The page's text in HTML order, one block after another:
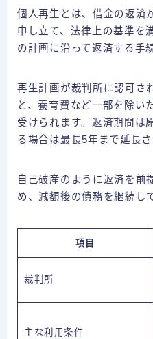
個人再生とは、借金の返済
申し立て、法律上の基準を
の計画に沿って返済する手
再生計画が裁判所に認可さ
と、養育費など一部を除い
受けられます。返済期間は
る場合は最長5年まで延長
自己破産のように返済を前
め、減額後の債務を継続し
項目
裁判所
主な利用条件